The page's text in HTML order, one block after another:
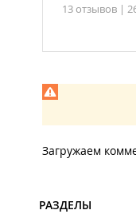
13 отзывов |
Загружаем
РАЗДЕЛЫ